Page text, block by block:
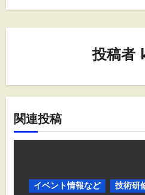
ー
ン
投稿者
関連投稿
イベント情報など 技術研